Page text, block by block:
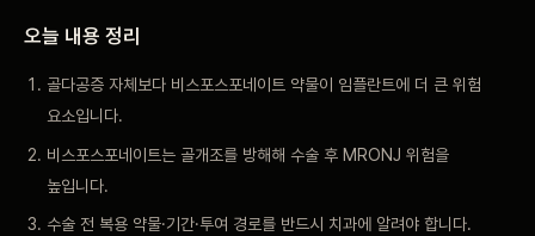
오늘 내용 정리
골다공증 자체보다 비스포스포네이트 약물이 임플란트에 더 큰 위험
요소입니다.
비스포스포네이트는 골개조를 방해해 수술 후 MRONJ위험을
높입니다.
수술 전 복용 약물·기간·투여 경로를 반드시 치과에 알려야 합니다.